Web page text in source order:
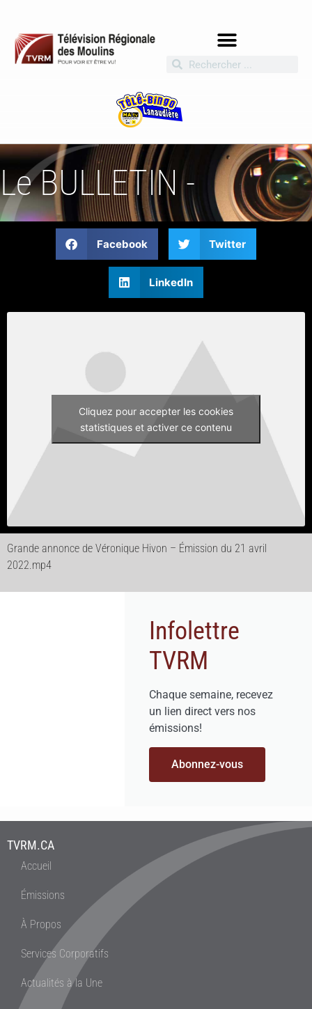
Le BULLETIN -
Facebook Twitter
LinkedIn
Cliquez pour accepter les cookies
statistiques et activer ce contenu
Grande annonce de Véronique Hivon – Émission du 21 avril
2022.mp4
Infolettre
TVRM
Chaque semaine, recevez
un lien direct vers nos
émissions!
Abonnez-vous
TVRM.CA
Accueil
Émissions
À Propos
Services Corporatifs
Actualités à la Une